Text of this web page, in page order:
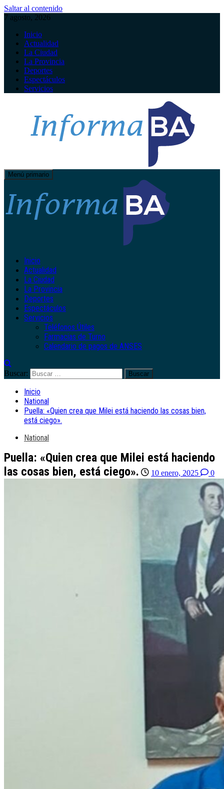
Saltar al contenido
7 agosto, 2026
Inicio
Actualidad
La Ciudad
La Provincia
Deportes
Espectáculos
Servicios
Menú primario
Inicio
Actualidad
La Ciudad
La Provincia
Deportes
Espectáculos
Servicios
Teléfonos Útiles
Farmacias de Turno
Calendario de pagos de ANSES
Buscar:
Inicio
National
Puella: «Quien crea que Milei está haciendo las cosas bien,
está ciego».
National
Puella: «Quien crea que Milei está haciendo
las cosas bien, está ciego».
10 enero, 2025 0